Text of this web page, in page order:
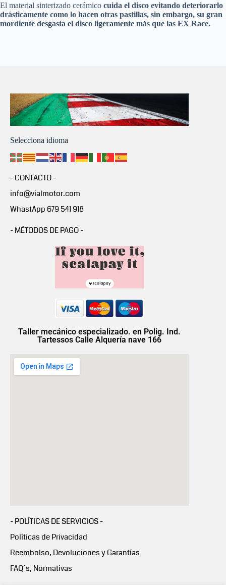
El material sinterizado cerámico cuida el disco evitando deteriorarlo
drásticamente como lo hacen otras pastillas, sin embargo, su gran
mordiente desgasta el disco ligeramente más que las EX Race.
Selecciona idioma
- CONTACTO -
info@vialmotor.com
WhastApp 679 541 918
- MÉTODOS DE PAGO -
Taller mecánico especializado. en Polig. Ind.
Tartessos Calle Alquería nave 166
- POLÍTICAS DE SERVICIOS -
Políticas de Privacidad
Reembolso, Devoluciones y Garantías
FAQ´s, Normativas